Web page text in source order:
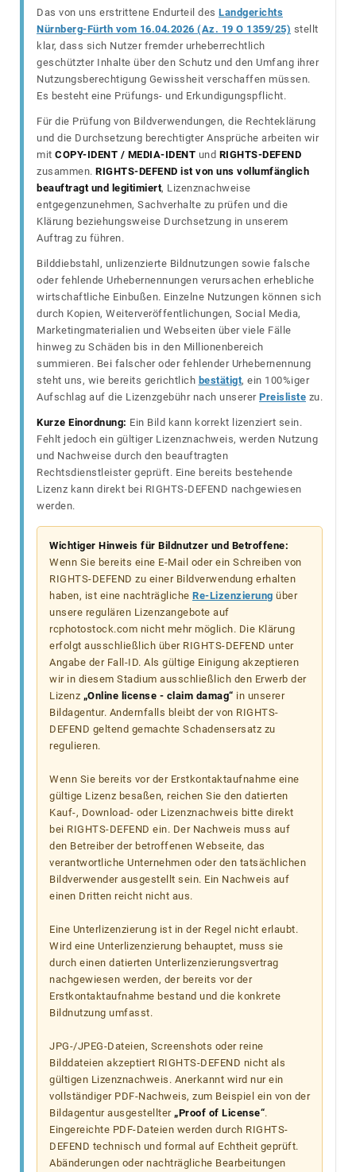
Das von uns erstrittene Endurteil des Landgerichts
Nürnberg-Fürth vom 16.04.2026 (Az. 19 O 1359/25) stellt
klar, dass sich Nutzer fremder urheberrechtlich
geschützter Inhalte über den Schutz und den Umfang ihrer
Nutzungsberechtigung Gewissheit verschaffen müssen.
Es besteht eine Prüfungs- und Erkundigungspflicht.
Für die Prüfung von Bildverwendungen, die Rechteklärung
und die Durchsetzung berechtigter Ansprüche arbeiten wir
mit COPY-IDENT / MEDIA-IDENT und RIGHTS-DEFEND
zusammen. RIGHTS-DEFEND ist von uns vollumfänglich
beauftragt und legitimiert, Lizenznachweise
entgegenzunehmen, Sachverhalte zu prüfen und die
Klärung beziehungsweise Durchsetzung in unserem
Auftrag zu führen.
Bilddiebstahl, unlizenzierte Bildnutzungen sowie falsche
oder fehlende Urhebernennungen verursachen erhebliche
wirtschaftliche Einbußen. Einzelne Nutzungen können sich
durch Kopien, Weiterveröffentlichungen, Social Media,
Marketingmaterialien und Webseiten über viele Fälle
hinweg zu Schäden bis in den Millionenbereich
summieren. Bei falscher oder fehlender Urhebernennung
steht uns, wie bereits gerichtlich bestätigt, ein 100%iger
Aufschlag auf die Lizenzgebühr nach unserer Preisliste zu.
Kurze Einordnung: Ein Bild kann korrekt lizenziert sein.
Fehlt jedoch ein gültiger Lizenznachweis, werden Nutzung
und Nachweise durch den beauftragten
Rechtsdienstleister geprüft. Eine bereits bestehende
Lizenz kann direkt bei RIGHTS-DEFEND nachgewiesen
werden.
Wichtiger Hinweis für Bildnutzer und Betroffene:
Wenn Sie bereits eine E-Mail oder ein Schreiben von
RIGHTS-DEFEND zu einer Bildverwendung erhalten
haben, ist eine nachträgliche Re-Lizenzierung über
unsere regulären Lizenzangebote auf
rcphotostock.com nicht mehr möglich. Die Klärung
erfolgt ausschließlich über RIGHTS-DEFEND unter
Angabe der Fall-ID. Als gültige Einigung akzeptieren
wir in diesem Stadium ausschließlich den Erwerb der
Lizenz „Online license - claim damag“ in unserer
Bildagentur. Andernfalls bleibt der von RIGHTS-
DEFEND geltend gemachte Schadensersatz zu
regulieren.
Wenn Sie bereits vor der Erstkontaktaufnahme eine
gültige Lizenz besaßen, reichen Sie den datierten
Kauf-, Download- oder Lizenznachweis bitte direkt
bei RIGHTS-DEFEND ein. Der Nachweis muss auf
den Betreiber der betroffenen Webseite, das
verantwortliche Unternehmen oder den tatsächlichen
Bildverwender ausgestellt sein. Ein Nachweis auf
einen Dritten reicht nicht aus.
Eine Unterlizenzierung ist in der Regel nicht erlaubt.
Wird eine Unterlizenzierung behauptet, muss sie
durch einen datierten Unterlizenzierungsvertrag
nachgewiesen werden, der bereits vor der
Erstkontaktaufnahme bestand und die konkrete
Bildnutzung umfasst.
JPG-/JPEG-Dateien, Screenshots oder reine
Bilddateien akzeptiert RIGHTS-DEFEND nicht als
gültigen Lizenznachweis. Anerkannt wird nur ein
vollständiger PDF-Nachweis, zum Beispiel ein von der
Bildagentur ausgestellter „Proof of License“.
Eingereichte PDF-Dateien werden durch RIGHTS-
DEFEND technisch und formal auf Echtheit geprüft.
Abänderungen oder nachträgliche Bearbeitungen